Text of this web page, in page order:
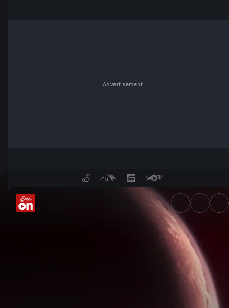
Advertisement
Leben durch kleine Sterne? -